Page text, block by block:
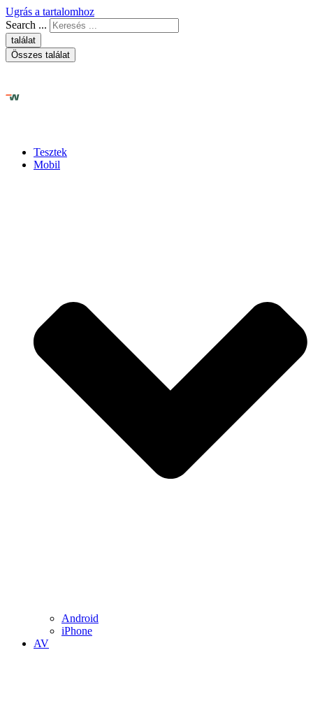
Ugrás a tartalomhoz
Search ...
találat
Összes találat
Tesztek
Mobil
Android
iPhone
AV